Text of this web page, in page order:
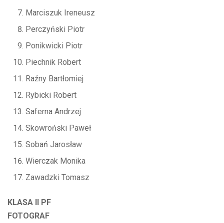
Marciszuk Ireneusz
Perczyński Piotr
Ponikwicki Piotr
Piechnik Robert
Raźny Bartłomiej
Rybicki Robert
Saferna Andrzej
Skowroński Paweł
Sobań Jarosław
Wierczak Monika
Zawadzki Tomasz
KLASA II PF
FOTOGRAF